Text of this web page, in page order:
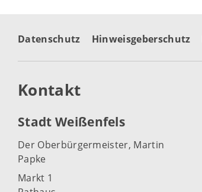
Datenschutz Hinweisgeberschutz
Kontakt
Stadt Weißenfels
Der Oberbürgermeister, Martin
Papke
Markt 1